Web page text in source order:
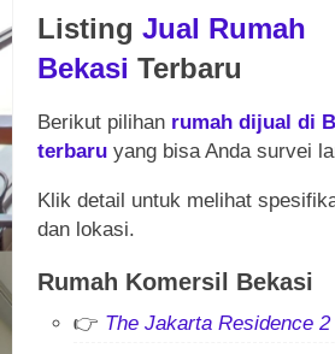
Listing Jual Rumah
Bekasi Terbaru
Berikut pilihan rumah dijual di
terbaru yang bisa Anda survei
Klik detail untuk melihat
dan lokasi.
Rumah Komersil Bekasi
👉 The Jakarta Residence